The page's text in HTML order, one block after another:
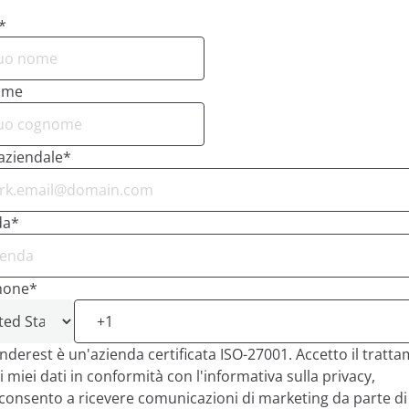
*
*
*
è un'azienda certificata ISO-27001. Accetto il
miei dati in conformità con l'informativa sulla privacy,
a ricevere comunicazioni di marketing da parte di